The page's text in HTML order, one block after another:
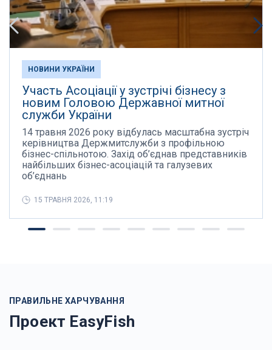
НОВИНИ УКРАЇНИ
Участь Асоціації у зустрічі бізнесу з
новим Головою Державної митної
служби України
14 травня 2026 року відбулась масштабна зустріч
керівництва Держмитслужби з профільною
бізнес-спільнотою. Захід об’єднав представників
найбільших бізнес-асоціацій та галузевих
об’єднань
15 ТРАВНЯ 2026, 11:19
ПРАВИЛЬНЕ ХАРЧУВАННЯ
Проект EasyFish